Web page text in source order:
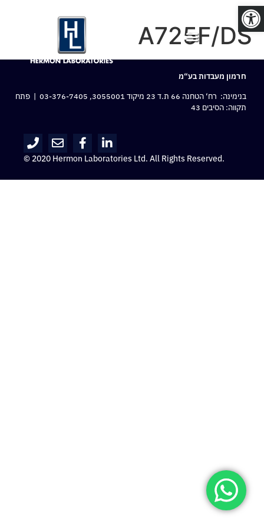
פתח סרגל נגישות
A725F/DS
חרמון מעבדות בע“מ
בנימינה: רח‘ הטחנה 66 ת.ד 23 מיקוד 3055001,
03-376-7405 | פתח
תקווה: הסיבים 43
© 2020 Hermon Laboratories Ltd. All Rights Reserved.